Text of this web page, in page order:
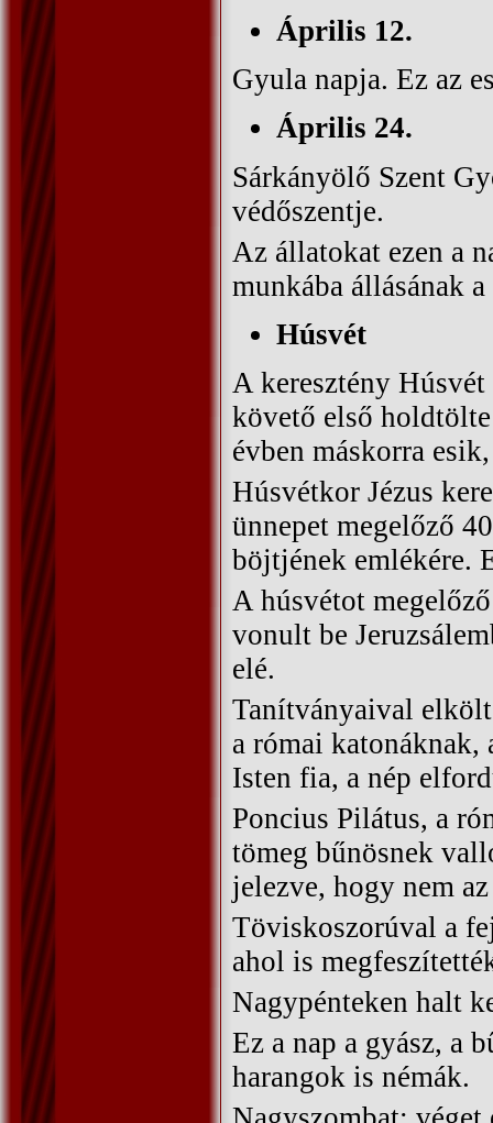
Április 12.
Gyula napja. Ez az
Április 24.
Sárkányölő Szent
védőszentje.
Az állatokat ezen a
munkába állásának
Húsvét
A keresztény
követő első
évben máskorra
Húsvétkor Jézus
ünnepet megelőző
böjtjének emlékére.
A húsvétot
vonult be
elé.
Tanítványaival
a római
Isten fia, a nép
Poncius Pilátus, a
tömeg bűnösnek
jelezve, hogy nem
Töviskoszorúval a
ahol is
Nagypénteken halt
Ez a nap a gyász, a
harangok is némák.